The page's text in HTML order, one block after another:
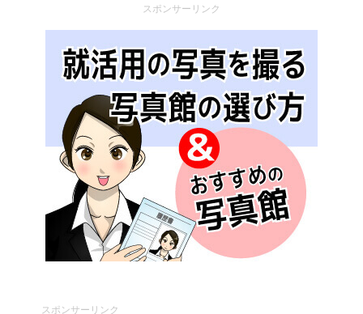
スポンサーリンク
スポンサーリンク